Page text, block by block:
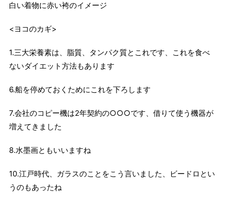
白い着物に赤い袴のイメージ
<ヨコのカギ>
1.三大栄養素は、脂質、タンパク質とこれです、これを食べ
ないダイエット方法もあります
6.船を停めておくためにこれを下ろします
7.会社のコピー機は2年契約の○○○です、借りて使う機器が
増えてきました
8.水墨画ともいいますね
10.江戸時代、ガラスのことをこう言いました、ビードロとい
うのもあったね